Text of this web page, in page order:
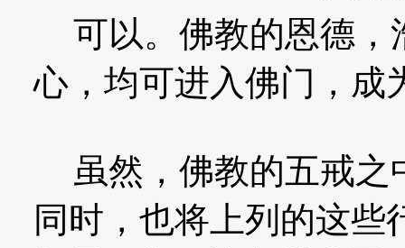
可以。佛教的恩德，
心，均可进入佛门，成
虽然，佛教的五戒之
同时，也将上列的这些